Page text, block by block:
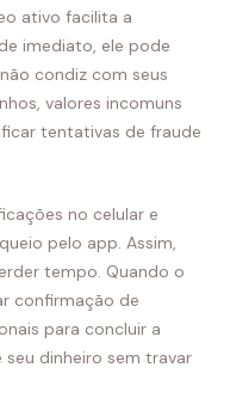
ativo facilita a
imediato, ele pode
condiz com seus
valores incomuns
tentativas de fraude
no celular e
pelo app. Assim,
tempo. Quando o
confirmação de
para concluir a
dinheiro sem travar